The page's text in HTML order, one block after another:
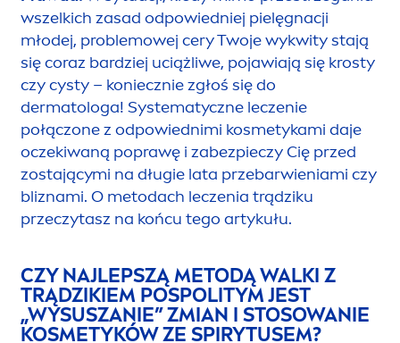
Zwłaszcza u tych osób, które zapominają o
stałej, odpowiedniej pielęgnacji skóry.Zatem,
słońce lub solarium nie jest lekarstwem na
wyleczenie trądziku.
CZY W RAZIE NASILANIA SIĘ TRĄDZIKU
POSPOLITEGO NALEŻY ODWIEDZIĆ
DERMATOLOGA?
Prawda!W sytuacji, kiedy mimo przestrzegania
wszelkich zasad odpowiedniej pielęgnacji
młodej, problemowej cery Twoje wykwity stają
się coraz bardziej uciążliwe, pojawiają się krosty